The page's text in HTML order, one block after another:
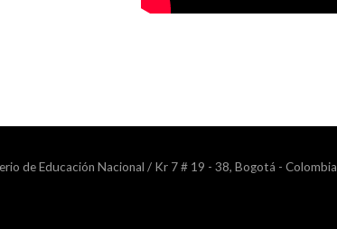
de Educación Nacional / Kr 7 # 19 - 38, Bogotá - Colombia